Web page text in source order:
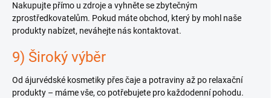
Nakupujte přímo u zdroje a vyhněte se zbytečným
zprostředkovatelům. Pokud máte obchod, který by mohl naše
produkty nabízet, neváhejte nás kontaktovat.
9) Široký výběr
Od ájurvédské kosmetiky přes čaje a potraviny až po relaxační
produkty – máme vše, co potřebujete pro každodenní pohodu.